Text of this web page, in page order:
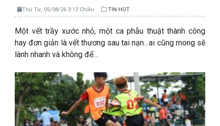
Thứ Tư, 05/08/26 3:13 Chiều TIN HOT
Một vết trầy xước nhỏ, một ca phẫu thuật thành công
hay đơn giản là vết thương sau tai nạn…ai cũng mong sẽ
lành nhanh và không để…